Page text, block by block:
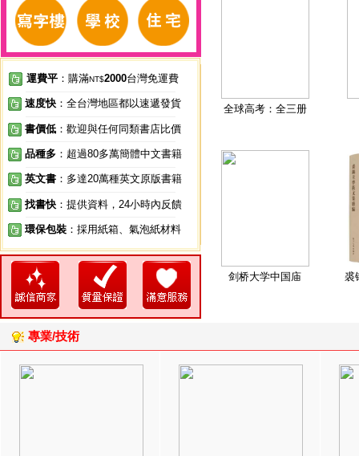
運費平 ：購滿NT$2000台灣免運費
速度快 ：全台灣地區都以速遞發貨
書價低 ：歡迎與任何同類書店比價
品種多 ：超過80多萬簡體中文書籍
英文書 ：多達20萬種英文原版書籍
找書快 ：提供資料，24小時內反饋
環保包裝 ：採用紙箱、氣泡紙材料
全球高考：全三册
剑桥大学中国庙 裘
專業/技術